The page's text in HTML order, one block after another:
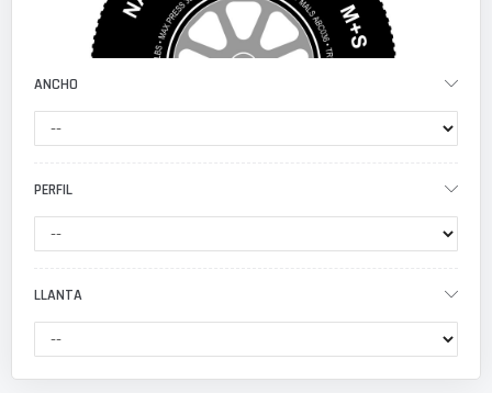
ANCHO
PERFIL
LLANTA